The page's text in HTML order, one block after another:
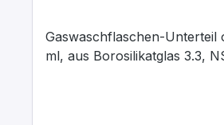
Gaswaschflaschen-Unterteil
ml, aus Borosilikatglas 3.3,